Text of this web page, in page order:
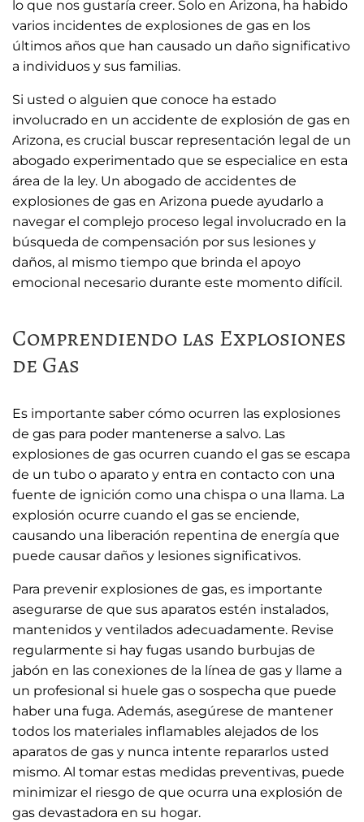
lo que nos gustaría creer. Solo en Arizona, ha habido
varios incidentes de explosiones de gas en los
últimos años que han causado un daño significativo
a individuos y sus familias.
Si usted o alguien que conoce ha estado
involucrado en un accidente de explosión de gas en
Arizona, es crucial buscar representación legal de un
abogado experimentado que se especialice en esta
área de la ley. Un abogado de accidentes de
explosiones de gas en Arizona puede ayudarlo a
navegar el complejo proceso legal involucrado en la
búsqueda de compensación por sus lesiones y
daños, al mismo tiempo que brinda el apoyo
emocional necesario durante este momento difícil.
Comprendiendo las Explosiones
de Gas
Es importante saber cómo ocurren las explosiones
de gas para poder mantenerse a salvo. Las
explosiones de gas ocurren cuando el gas se escapa
de un tubo o aparato y entra en contacto con una
fuente de ignición como una chispa o una llama. La
explosión ocurre cuando el gas se enciende,
causando una liberación repentina de energía que
puede causar daños y lesiones significativos.
Para prevenir explosiones de gas, es importante
asegurarse de que sus aparatos estén instalados,
mantenidos y ventilados adecuadamente. Revise
regularmente si hay fugas usando burbujas de
jabón en las conexiones de la línea de gas y llame a
un profesional si huele gas o sospecha que puede
haber una fuga. Además, asegúrese de mantener
todos los materiales inflamables alejados de los
aparatos de gas y nunca intente repararlos usted
mismo. Al tomar estas medidas preventivas, puede
minimizar el riesgo de que ocurra una explosión de
gas devastadora en su hogar.